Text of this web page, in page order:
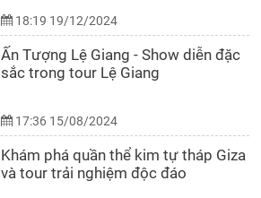
18:19 19/12/2024
Ấn Tượng Lệ Giang - Show diễn đặc
sắc trong tour Lệ Giang
17:36 15/08/2024
Khám phá quần thể kim tự tháp Giza
và tour trải nghiệm độc đáo